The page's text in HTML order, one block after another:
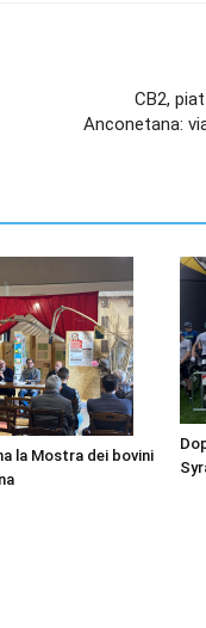
CB2,
Anconetana:
la Mostra dei bovini